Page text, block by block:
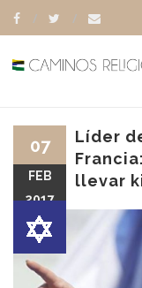
Líder
llevar
07
FEB
2017